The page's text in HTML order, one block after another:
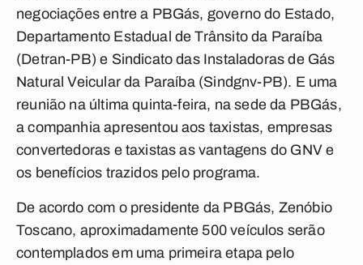
negociações entre a PBGás, governo do Estado,
Departamento Estadual de Trânsito da Paraíba
(Detran-PB) e Sindicato das Instaladoras de Gás
Natural Veicular da Paraíba (Sindgnv-PB). E uma
reunião na última quinta-feira, na sede da PBGás,
a companhia apresentou aos taxistas, empresas
convertedoras e taxistas as vantagens do GNV e
os benefícios trazidos pelo programa.
De acordo com o presidente da PBGás, Zenóbio
Toscano, aproximadamente 500 veículos serão
contemplados em uma primeira etapa pelo